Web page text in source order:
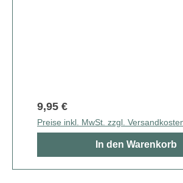
9,95 €
Preise inkl. MwSt. zzgl.
In den Warenkorb